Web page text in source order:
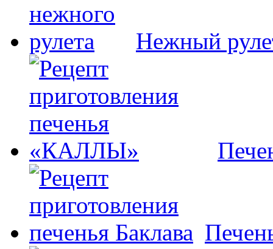
Нежный